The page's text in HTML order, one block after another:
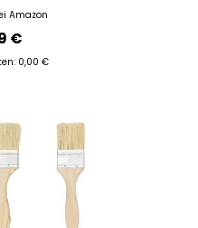
Amazon
€
0,00 €